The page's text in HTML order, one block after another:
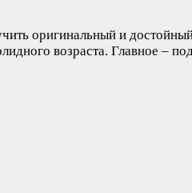
оригинальный и
возраста. Главное –